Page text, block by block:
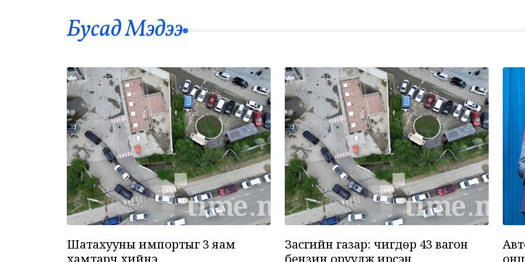
6
Бусад Mэдээ
Шатахууны импортыг 3 яам
хамтарч хийнэ
Засгийн газар: Өчигдөр 43 вагон
бензин оруулж ирсэн